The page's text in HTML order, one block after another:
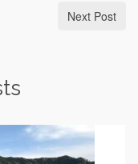
Next Post